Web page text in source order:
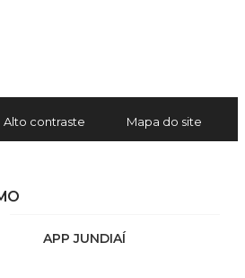
Alto contraste Mapa do site
APP JUNDIAÍ